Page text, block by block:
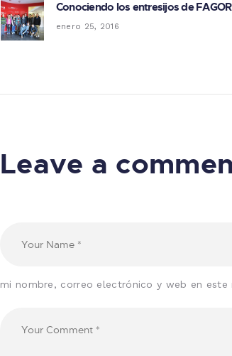
Previous post:
Conociendo los entresijos de
enero 25, 2016
Leave a
mi nombre, correo electrónico y web en